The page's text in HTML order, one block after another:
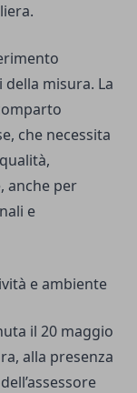
misura. La
che necessita
anche per
e
e ambiente
il 20 maggio
alla presenza